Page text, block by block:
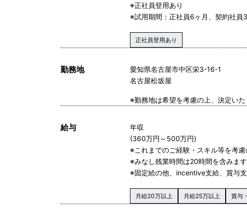
※正社員登用あり
※試用期間：正社員6ヶ月、契約社員
正社員登用あり
勤務地
愛知県名古屋市中区栄3-16-1
名古屋松坂屋
※勤務地は希望を考慮の上、決定いた
給与
年収
(360万円～500万円)
※これまでのご経験・スキル等を考慮
※みなし残業時間は20時間を含みま
※固定給の他、incentive支給、賞与
月給20万以上 月給25万以上 賞与